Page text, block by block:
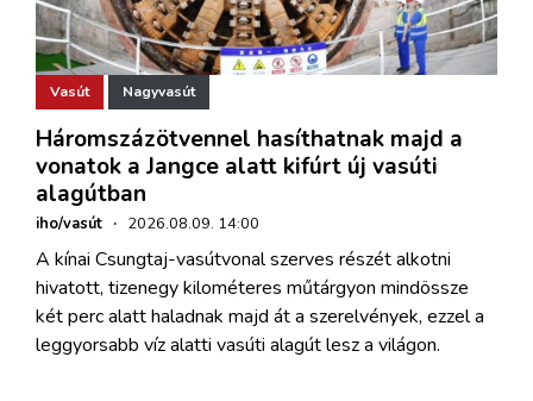
Vasút Nagyvasút
Háromszázötvennel hasíthatnak majd a
vonatok a Jangce alatt kifúrt új vasúti
alagútban
iho/vasút · 2026.08.09. 14:00
A kínai Csungtaj-vasútvonal szerves részét alkotni
hivatott, tizenegy kilométeres műtárgyon mindössze
két perc alatt haladnak majd át a szerelvények, ezzel a
leggyorsabb víz alatti vasúti alagút lesz a világon.